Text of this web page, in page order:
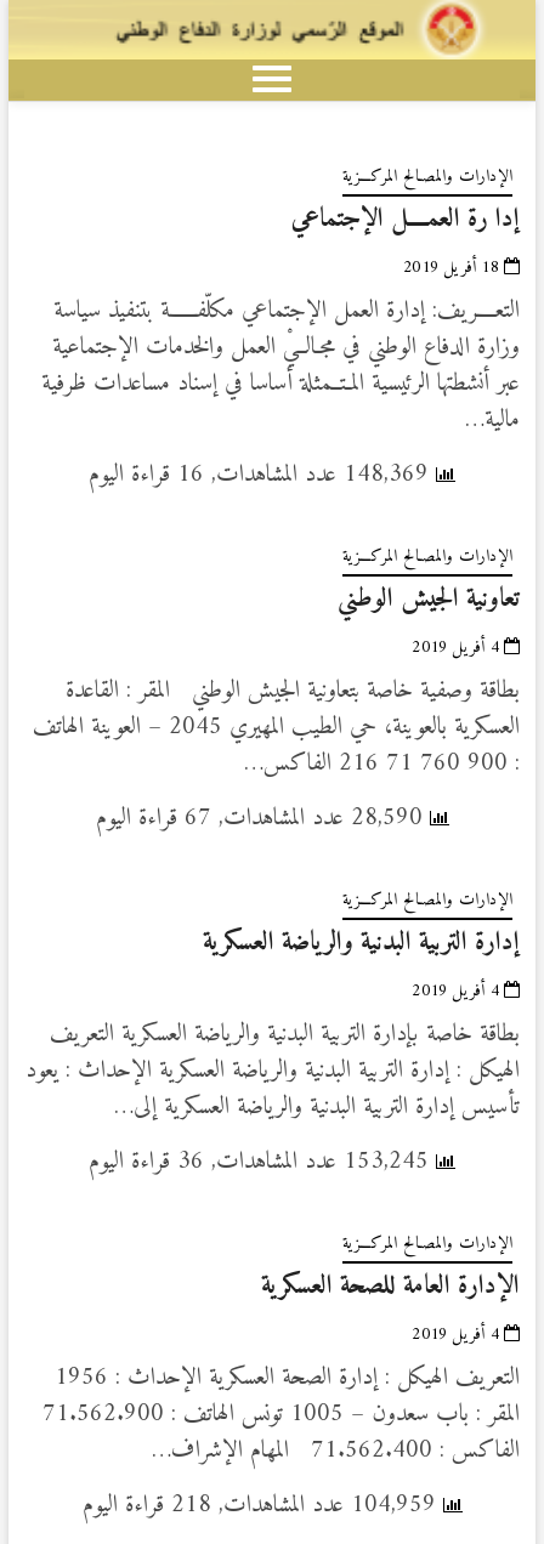
الإدارات والمصـالح المركـــزية
إدا رة العمــــل الإجتماعي
18 أفريل 2019
التعــــريف: إدارة العمل الإجتماعي مكلّفــــــة بتنفيذ سياسة
وزارة الدفاع الوطني في مجـالــيْ العمل والخدمات الإجتماعية
عبر أنشطتها الرئيسية المـتــمثلة أساسا في إسناد مساعدات ظرفية
مالية…
148,369 عدد المشاهدات, 16 قراءة اليوم
الإدارات والمصـالح المركـــزية
تعاونية الجيش الوطني
4 أفريل 2019
بطاقة وصفية خاصة بتعاونية الجيش الوطني المقر : القاعدة
العسكرية بالعوينة، حي الطيب المهيري 2045 – العوينة الهاتف
: 900 760 71 216 الفاكس…
الإدارات والمصـالح المركـــزية
إدارة التربية البدنية والرياضة العسكرية
4 أفريل 2019
بطاقة خاصة بإدارة التربية البدنية والرياضة العسكرية التعريف
الهيكل : إدارة التربية البدنية والرياضة العسكرية الإحداث : يعود
تأسيس إدارة التربية البدنية والرياضة العسكرية إلى…
153,245 عدد المشاهدات, 36 قراءة اليوم
الإدارات والمصـالح المركـــزية
الإدارة العامة للصحة العسكرية
4 أفريل 2019
التعريف الهيكل : إدارة الصحة العسكرية الإحداث : 1956
المقر : باب سعدون – 1005 تونس الهاتف : 71.562.900
الفاكس : 71.562.400 المهام الإشراف…